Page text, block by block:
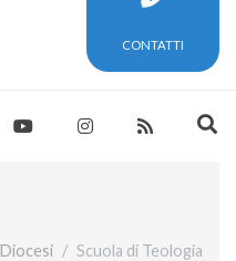
CONTATTI
Diocesi Scuola di Teologia